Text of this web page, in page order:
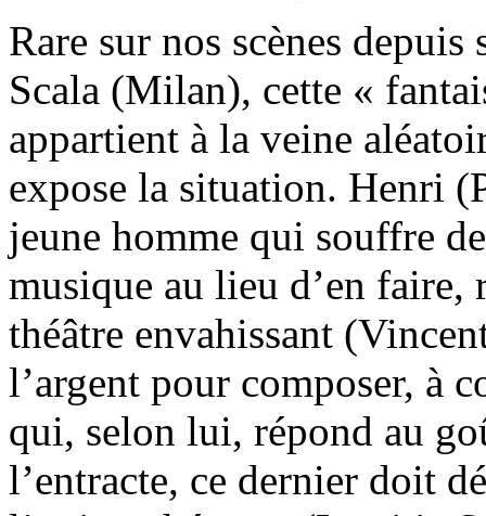
Rare sur nos scènes depuis
Scala (Milan), cette «
appartient à la veine
expose la situation. Henri
jeune homme qui souffre
musique au lieu d’en faire,
théâtre envahissant
l’argent pour composer, à
qui, selon lui, répond au
l’entracte, ce dernier doit